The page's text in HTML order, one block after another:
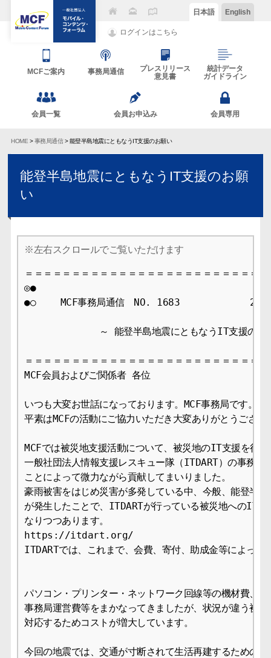
ログインはこちら
日本語 English
MCFご案内 事務局通信
プレスリリース
意見書
統計データ
ガイドライン
会員一覧 会員お申込み 会員専用
HOME >事務局通信> 能登半島地震にともなうIT支援のお願い
能登半島地震にともなうIT支援のお願
い
＝＝＝＝＝＝＝＝＝＝＝＝＝＝＝＝＝＝＝＝＝＝＝＝＝
◎●
●○　　 MCF事務局通信　NO. 1683　　　　　
～ 能登半島地震にともなうIT支援のお
＝＝＝＝＝＝＝＝＝＝＝＝＝＝＝＝＝＝＝＝＝＝＝＝＝
MCF会員およびご関係者 各位
いつも大変お世話になっております。MCF事務局です。
平素はMCFの活動にご協力いただき大変ありがとうござい
MCFでは被災地支援活動について、被災地のIT支援を行っ
一般社団法人情報支援レスキュー隊（ITDART）の事務局
ことによって微力ながら貢献してまいりました。
豪雨被害をはじめ災害が多発している中、今般、能登半
が発生したことで、ITDARTが行っている被災地へのIT支
なりつつあります。
https://itdart.org/
ITDARTでは、これまで、会費、寄付、助成金等によって
パソコン・プリンター・ネットワーク回線等の機材費、
事務局運営費等をまかなってきましたが、状況が違う被
対応するためコストが増大しています。
今回の地震では、交通が寸断されて生活再建するための